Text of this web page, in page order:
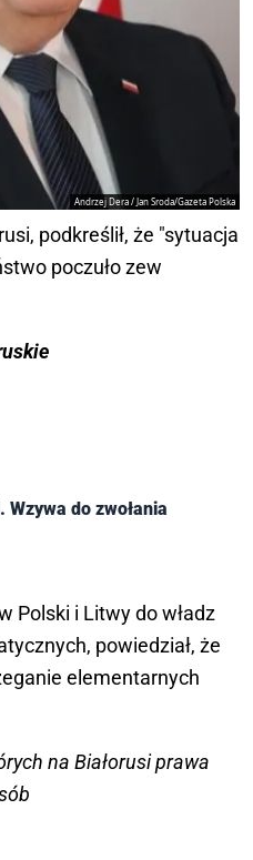
Andrzej Dera / Jan Sroda/Gazeta Polska
podkreślił, że "sytuacja
poczuło zew
do zwołania
Polski i Litwy do władz
powiedział, że
elementarnych
na Białorusi prawa